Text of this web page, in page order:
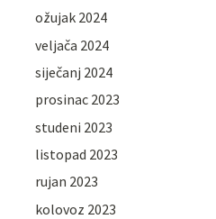
ožujak 2024
veljača 2024
siječanj 2024
prosinac 2023
studeni 2023
listopad 2023
rujan 2023
kolovoz 2023